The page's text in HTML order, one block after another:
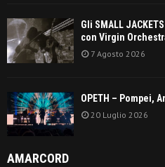
Gli SMALL
con Virgin
7 Agosto 2026
OPETH – Pompei,
20 Luglio 2026
AMARCORD